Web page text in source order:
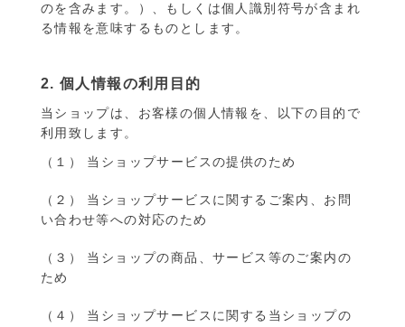
のを含みます。）、もしくは個人識別符号が含まれ
る情報を意味するものとします。
2. 個人情報の利用目的
当ショップは、お客様の個人情報を、以下の目的で
利用致します。
（１） 当ショップサービスの提供のため
（２） 当ショップサービスに関するご案内、お問
い合わせ等への対応のため
（３） 当ショップの商品、サービス等のご案内の
ため
（４） 当ショップサービスに関する当ショップの